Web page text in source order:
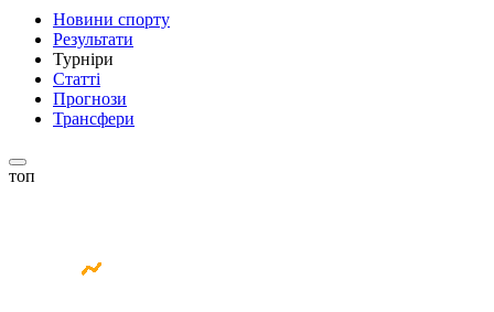
Новини спорту
Результати
Турніри
Статті
Прогнози
Трансфери
топ